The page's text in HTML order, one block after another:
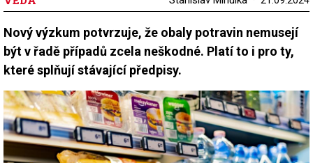
Nový výzkum potvrzuje, že obaly potravin nemusejí
být v řadě případů zcela neškodné. Platí to i pro ty,
které splňují stávající předpisy.